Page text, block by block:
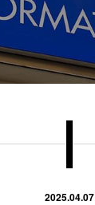
2025.04.07